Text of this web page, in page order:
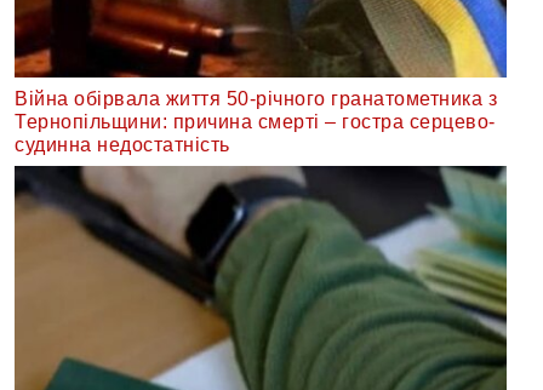
Війна обірвала життя 50-річного гранатометника з
Тернопільщини: причина смерті – гостра серцево-
судинна недостатність